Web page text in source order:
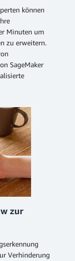
können
Minuten um
zu erweitern.
SageMaker
zur
Verhinderung